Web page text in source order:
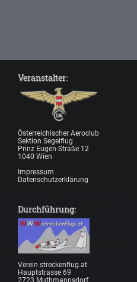
Veranstalter:
Österreichischer Aeroclub
Sektion Segelflug
Prinz Eugen-Straße 12
1040 Wien
Impressum
Datenschutzerklärung
Durchführung:
Verein streckenflug.at
Hauptstrasse 69
2723 Muthmannsdorf